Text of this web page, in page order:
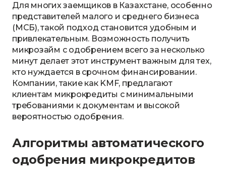
Для многих заемщиков в Казахстане, особенно
представителей малого и среднего бизнеса
(МСБ), такой подход становится удобным и
привлекательным. Возможность получить
микрозайм с одобрением всего за несколько
минут делает этот инструмент важным для тех,
кто нуждается в срочном финансировании.
Компании, такие как KMF, предлагают
клиентам микрокредиты с минимальными
требованиями к документам и высокой
вероятностью одобрения.
Алгоритмы автоматического
одобрения микрокредитов